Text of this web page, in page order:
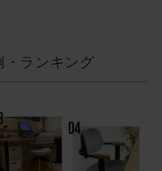
・ランキング